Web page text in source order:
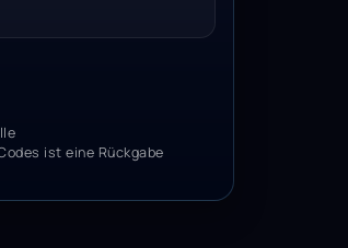
ist eine Rückgabe